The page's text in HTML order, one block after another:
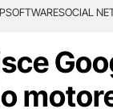
SOFTWARESOCIAL